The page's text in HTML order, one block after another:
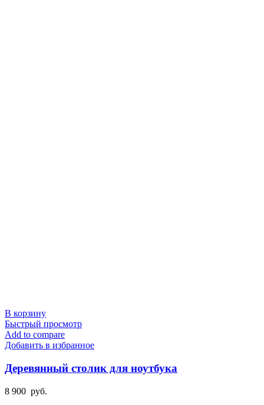
В корзину
Быстрый просмотр
Add to compare
Добавить в избранное
Деревянный столик для ноутбука
8 900 руб.